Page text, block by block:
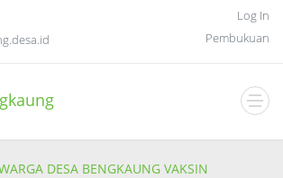
Log In
Pembukuan
DESA BENGKAUNG VAKSIN